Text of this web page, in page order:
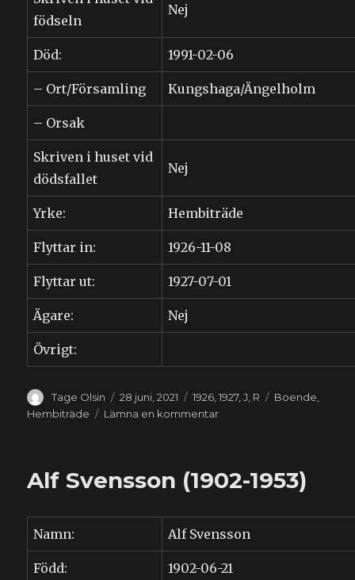
födseln
Nej
Död: 1991-02-06
– Ort/Församling Kungshaga/Ängelholm
– Orsak
Skriven i huset vid
dödsfallet
Nej
Yrke: Hembiträde
Flyttar in: 1926-11-08
Flyttar ut: 1927-07-01
Ägare: Nej
Övrigt:
Författare
Tage Olsin
Publicerat
den
28 juni, 2021 Kategorier
1926 ,1927,J R Etiketter
Boende
Hembiträde
Lämna en kommentartill
(1897-
Alf Svensson (1902-1953)
Namn: Alf Svensson
Född: 1902-06-21